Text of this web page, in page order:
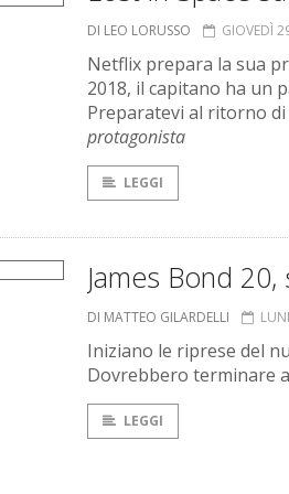
DI LEO LORUSSO GIOVEDÌ
Netflix prepara la sua
2018, il capitano ha un
Preparatevi al ritorno di
protagonista
LEGGI
James Bond 20,
DI MATTEO GILARDELLI
Iniziano le riprese del
Dovrebbero terminare
LEGGI